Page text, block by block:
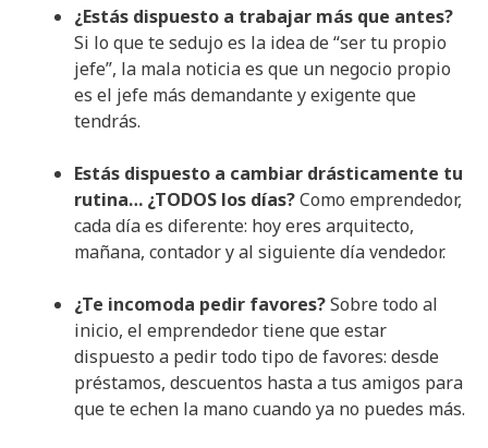
¿Estás dispuesto a trabajar más que antes?
Si lo que te sedujo es la idea de “ser tu propio
jefe”, la mala noticia es que un negocio propio
es el jefe más demandante y exigente que
tendrás.
Estás dispuesto a cambiar drásticamente tu
rutina… ¿TODOS los días?Como emprendedor,
cada día es diferente: hoy eres arquitecto,
mañana, contador y al siguiente día vendedor.
¿Te incomoda pedir favores?Sobre todo al
inicio, el emprendedor tiene que estar
dispuesto a pedir todo tipo de favores: desde
préstamos, descuentos hasta a tus amigos para
que te echen la mano cuando ya no puedes más.